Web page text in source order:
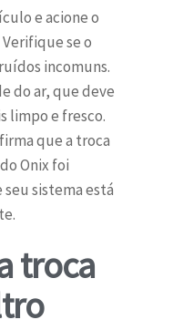
e acione o
se o
incomuns.
do ar, que deve
limpo e fresco.
que a troca
Onix foi
seu sistema está
troca